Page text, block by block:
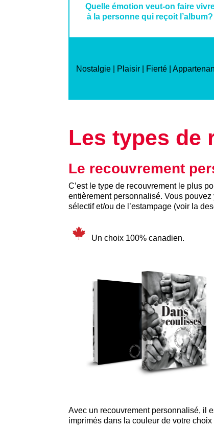
Quelle émotion veut-on faire
à la personne qui reçoit l’album?
Nostalgie | Plaisir | Fierté |
Les types de
Le recouvrement
C’est le type de recouvrement le plus
entièrement personnalisé. Vous
sélectif et/ou de l’estampage (voir la
Un choix 100% canadien.
Avec un recouvrement personnalisé, il
imprimés dans la couleur de votre choix